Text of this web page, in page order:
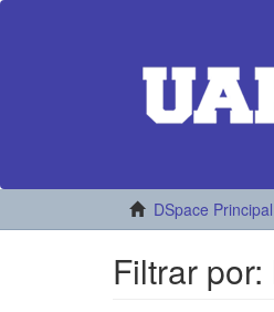
DSpace Principal
Filtrar